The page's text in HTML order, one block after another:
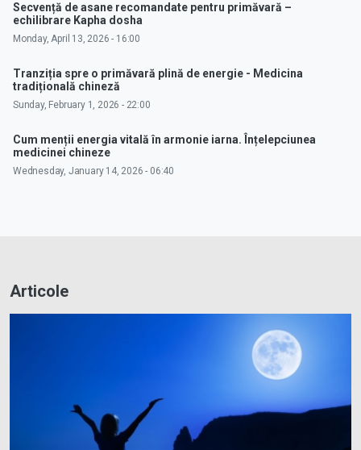
Secvență de asane recomandate pentru primăvară –
echilibrare Kapha dosha
Monday, April 13, 2026 - 16:00
Tranziția spre o primăvară plină de energie - Medicina
tradițională chineză
Sunday, February 1, 2026 - 22:00
Cum menții energia vitală în armonie iarna. Înțelepciunea
medicinei chineze
Wednesday, January 14, 2026 - 06:40
Articole